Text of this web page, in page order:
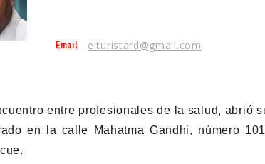
Email elturistard@gmail.com
entre profesionales de la salud, abrió
en la calle Mahatma Gandhi, número